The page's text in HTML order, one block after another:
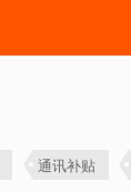
通讯补贴